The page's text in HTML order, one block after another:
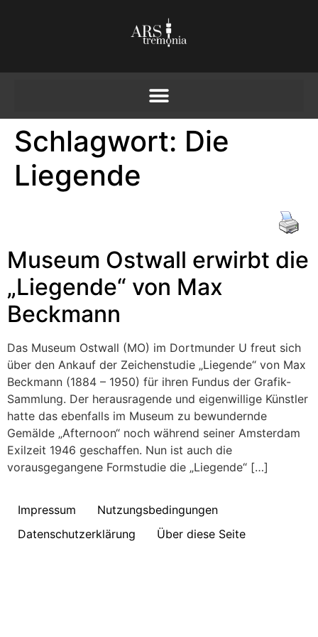
Schlagwort: Die
Liegende
Museum Ostwall erwirbt die
„Liegende“ von Max
Beckmann
Das Museum Ostwall (MO) im Dortmunder U freut sich
über den Ankauf der Zeichenstudie „Liegende“ von Max
Beckmann (1884 – 1950) für ihren Fundus der Grafik-
Sammlung. Der herausragende und eigenwillige Künstler
hatte das ebenfalls im Museum zu bewundernde
Gemälde „Afternoon“ noch während seiner Amsterdam
Exilzeit 1946 geschaffen. Nun ist auch die
vorausgegangene Formstudie die „Liegende“ […]
Impressum
Nutzungsbedingungen
Datenschutzerklärung
Über diese Seite